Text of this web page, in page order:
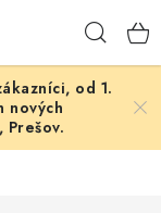
od 1.
nových